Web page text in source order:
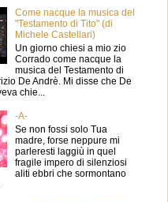
Come nacque la musica del
"Testamento di Tito" (di
Michele Castellari)
Un giorno chiesi a mio zio
Corrado come nacque la
musica del Testamento di
De Andrè. Mi disse che De
chie...
-A-
Se non fossi solo Tua
madre, forse neppure mi
parleresti laggiù in quel
fragile impero di silenziosi
aliti ebbri che sormontano